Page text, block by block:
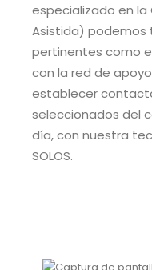
especializado en la
Asistida) podemos
pertinentes como
con la red de
establecer
seleccionados del
día, con nuestra
SOLOS.